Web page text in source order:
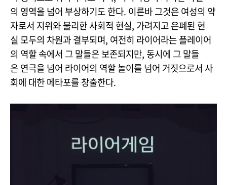
의 영역을 넘어 부상하기도 한다. 이른바 그것은 여성의 약
자로서 지위와 불리한 사회적 현실, 가려지고 은폐된 현
실 모두의 차원과 결부되며, 여전히 라이어라는 플레이어
의 역할 속에서 그 말들은 보존되지만, 동시에 그 말들
은 연극을 넘어 라이어의 역할 놀이를 넘어 거짓으로서 사
회에 대한 메타포를 창출한다.